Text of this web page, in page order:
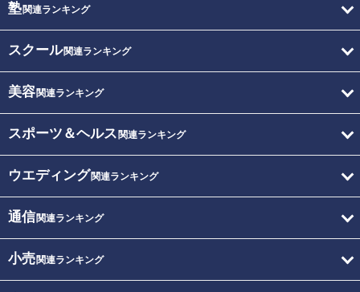
塾関連ランキング
スクール関連ランキング
美容関連ランキング
スポーツ＆ヘルス 関連ランキング
ウエディング関連ランキング
通信関連ランキング
小売関連ランキング